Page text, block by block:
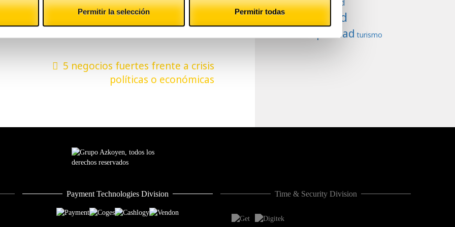
Permitir la selección Permitir todas
5 negocios fuertes frente a crisis
políticas o económicas
Productividad
Seguridad
tranquilidad turismo
Payment Technologies Division Time & Security Division